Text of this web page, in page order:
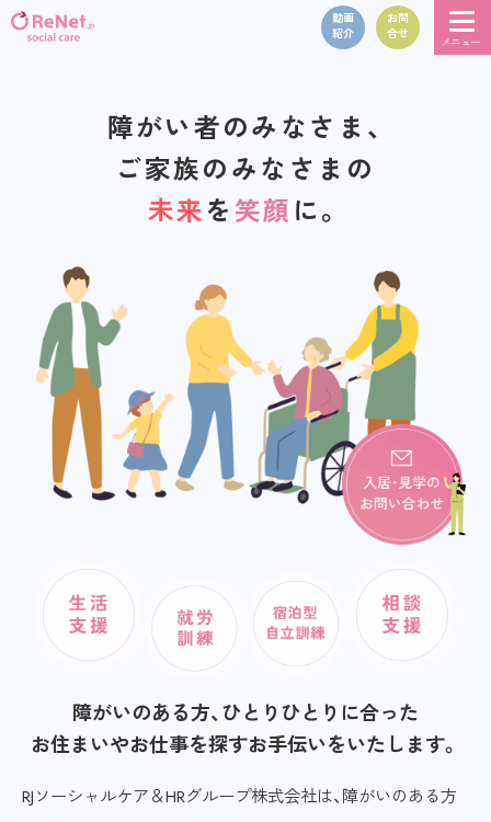
動画
紹介
お問
合せ
障がい者のみなさま、
ご家族のみなさまの
未来を 笑顔 に。
障がいのある方、ひとりひとりに合った
お住まいやお仕事を探すお手伝いをいたします。
RJソーシャルケア＆HRグループ株式会社は、障がいのある方